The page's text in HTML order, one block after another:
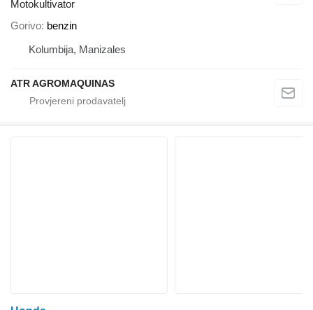
Motokultivator
Gorivo benzin
Kolumbija, Manizales
ATR AGROMAQUINAS